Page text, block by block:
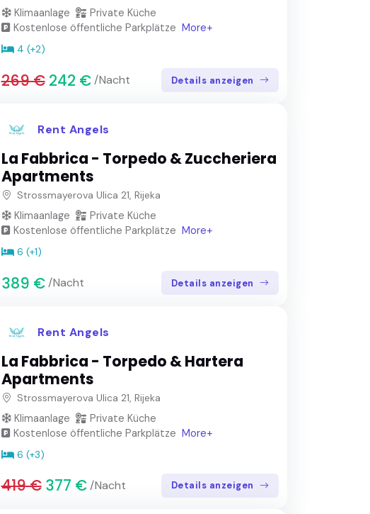
Klimaanlage
Private Küche
Kostenlose öffentliche Parkplätze
More+
4 (+2)
269 €242 € /Nacht Details anzeigen
Rent Angels
La Fabbrica - Torpedo & Zuccheriera
Apartments
Strossmayerova Ulica 21, Rijeka
Klimaanlage
Private Küche
Kostenlose öffentliche Parkplätze More+
6 (+1)
389 € /Nacht Details anzeigen
Rent Angels
La Fabbrica - Torpedo & Hartera
Apartments
Strossmayerova Ulica 21, Rijeka
Klimaanlage
Private Küche
Kostenlose öffentliche Parkplätze More+
6 (+3)
419 €377 € /Nacht Details anzeigen